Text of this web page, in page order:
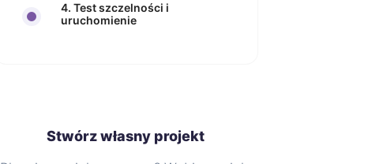
4. Test szczelności i
uruchomienie
Stwórz własny projekt